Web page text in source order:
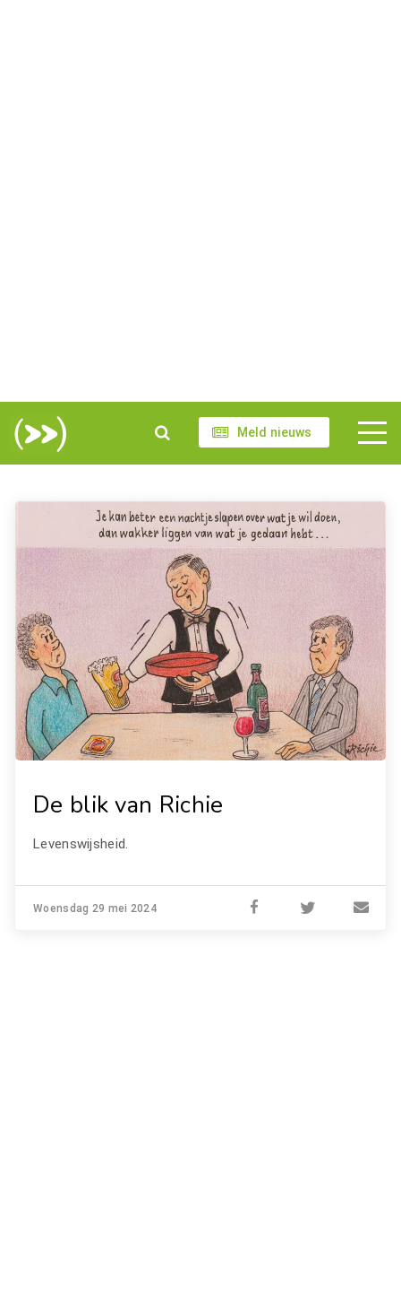
Meld nieuws
De blik van Richie
Levenswijsheid.
Woensdag 29 mei 2024